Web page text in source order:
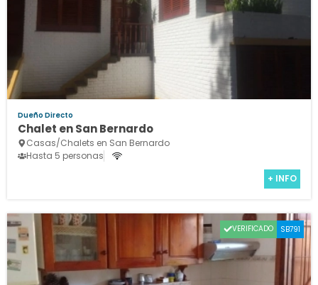
Dueño Directo
Chalet en San Bernardo
Casas/Chalets en San Bernardo
Hasta 5 personas
+ INFO
VERIFICADO SB791